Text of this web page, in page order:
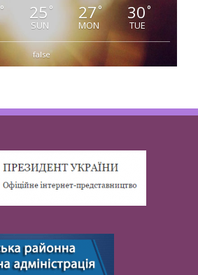
° 25 °
SUN
27°
MON
30°
TUE
false